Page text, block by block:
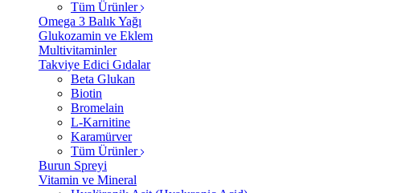
Tüm Ürünler
Omega 3 Balık Yağı
Glukozamin ve Eklem
Multivitaminler
Takviye Edici Gıdalar
Beta Glukan
Biotin
Bromelain
L-Karnitine
Karamürver
Tüm Ürünler
Burun Spreyi
Vitamin ve Mineral